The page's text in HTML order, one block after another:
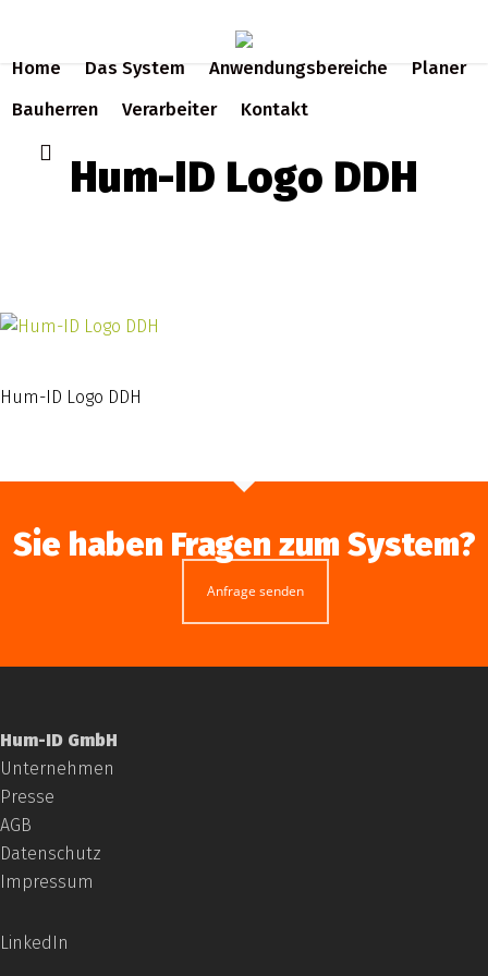
main
content
Home Das System Anwendungsbereiche
Planer
Bauherren
Verarbeiter Kontakt
Hum-ID Logo DDH
Hum-ID Logo DDH
Sie haben Fragen zum System?
Anfrage senden
Hum-ID GmbH
Unternehmen
Presse
AGB
Datenschutz
Impressum
LinkedIn